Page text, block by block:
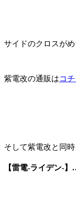
サイドのクロスが
紫電改の通販はコ
そして紫電改と同
【雷電-ライデン-